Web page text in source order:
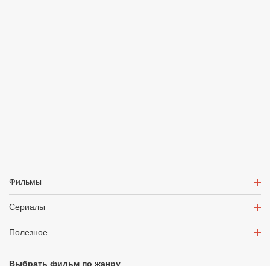
Фильмы
Сериалы
Полезное
Выбрать фильм по жанру